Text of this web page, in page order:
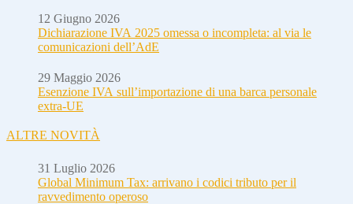
12 Giugno 2026
Dichiarazione IVA 2025 omessa o incompleta: al via le
comunicazioni dell’AdE
29 Maggio 2026
Esenzione IVA sull’importazione di una barca personale
extra-UE
ALTRE NOVITÀ
31 Luglio 2026
Global Minimum Tax: arrivano i codici tributo per il
ravvedimento operoso